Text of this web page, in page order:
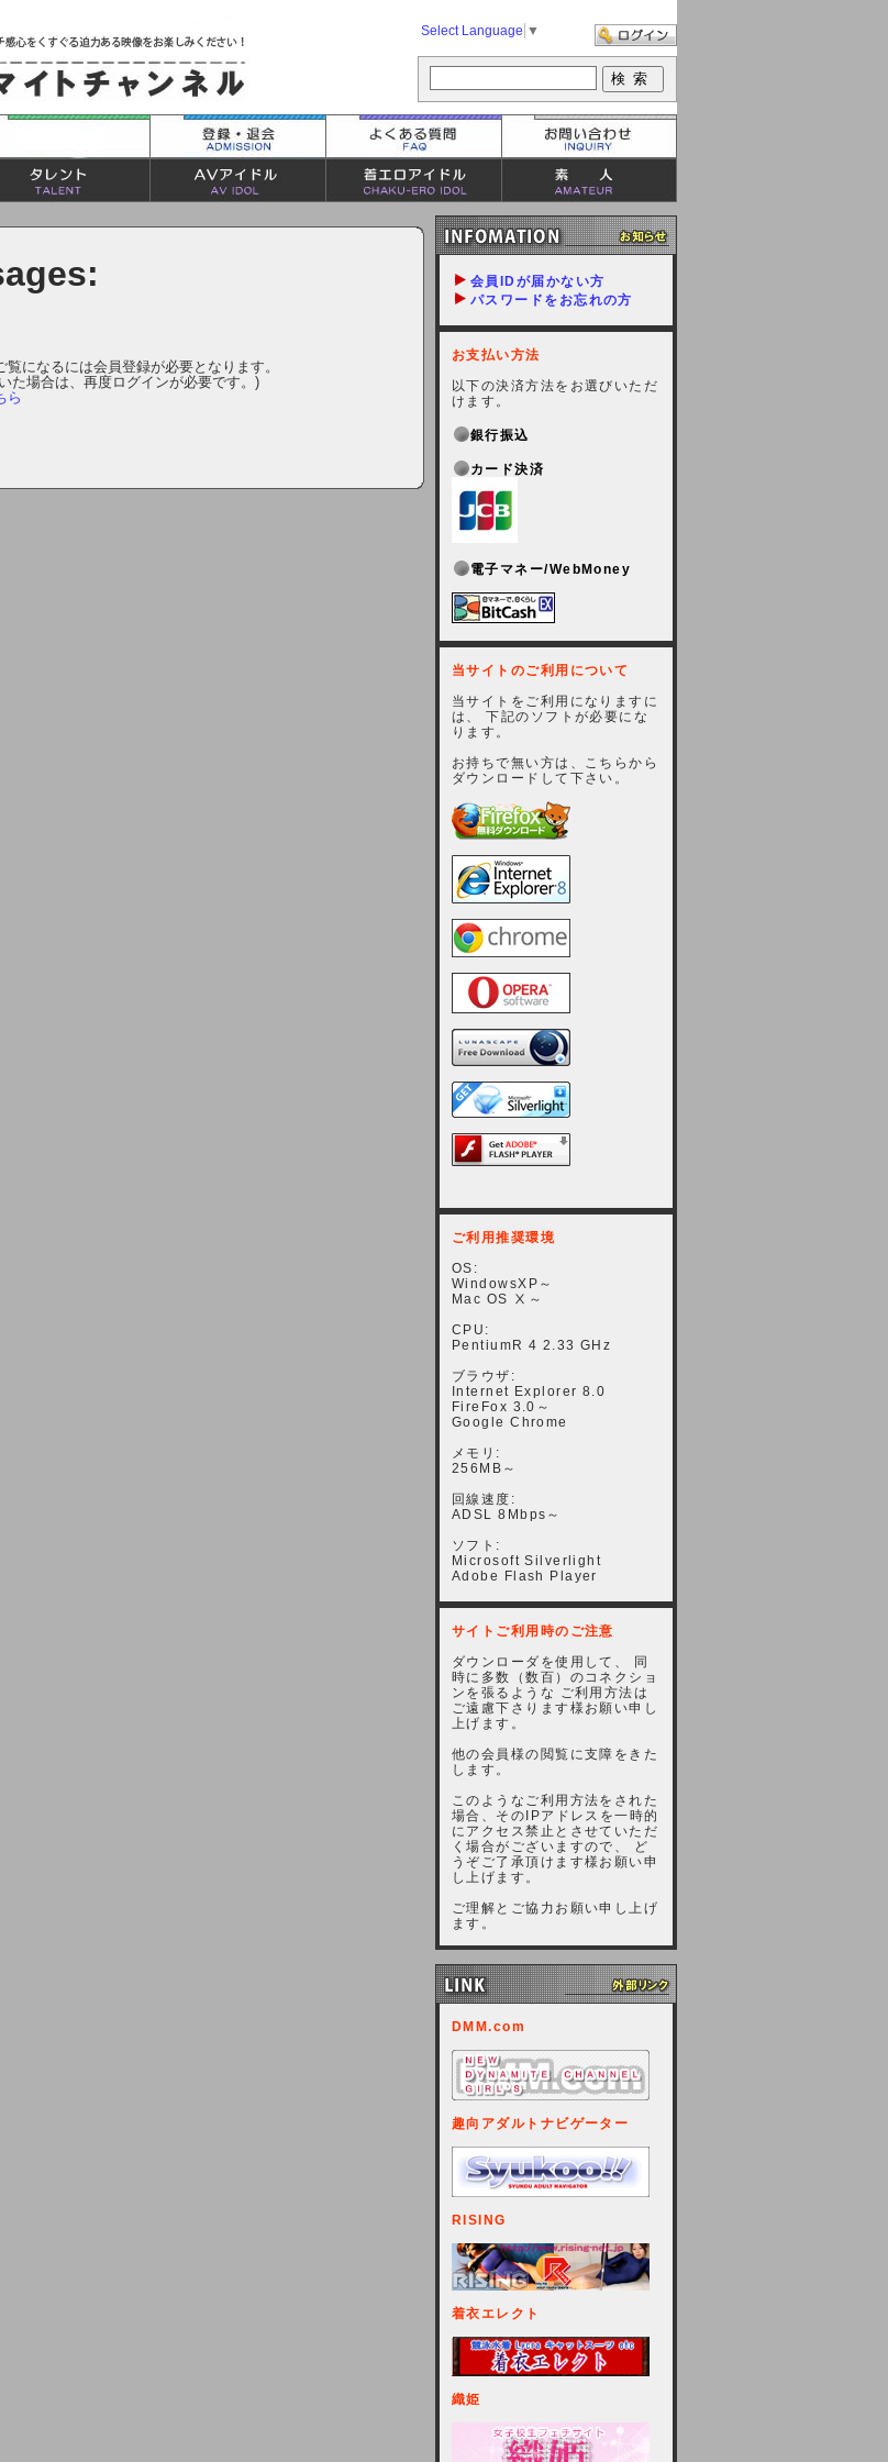
Select Language ▼
覧になるには会員登録が必要となります。
た場合は、再度ログインが必要です。)
ら
会員IDが届かない方
パスワードをお忘れの方
お支払い方法
以下の決済方法をお選びいただ
けます。
銀行振込
カード決済
電子マネー/WebMoney
当サイトのご利用について
当サイトをご利用になりますに
は、 下記のソフトが必要にな
ります。
お持ちで無い方は、こちらから
ダウンロードして下さい。
ご利用推奨環境
OS:
WindowsXP～
Mac OS Ⅹ～
CPU:
PentiumR 4 2.33 GHz
ブラウザ:
Internet Explorer 8.0
FireFox 3.0～
Google Chrome
メモリ:
256MB～
回線速度:
ADSL 8Mbps～
ソフト:
Microsoft Silverlight
Adobe Flash Player
サイトご利用時のご注意
ダウンローダを使用して、 同
時に多数（数百）のコネクショ
ンを張るような ご利用方法は
ご遠慮下さります様お願い申し
上げます。
他の会員様の閲覧に支障をきた
します。
このようなご利用方法をされた
場合、そのIPアドレスを一時的
にアクセス禁止とさせていただ
く場合がございますので、 ど
うぞご了承頂けます様お願い申
し上げます。
ご理解とご協力お願い申し上げ
ます。
DMM.com
趣向アダルトナビゲーター
RISING
着衣エレクト
織姫